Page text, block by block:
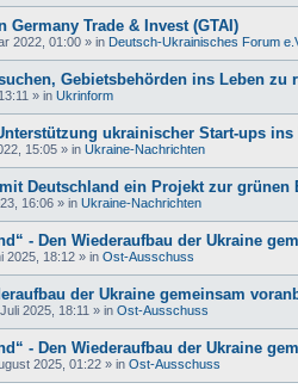
Trade & Invest (GTAI)
2022, 01:00 » in Deutsch-Ukrainisches Forum
Gebietsbehörden ins Leben zu
» in Ukrinform
ukrainischer Start-ups ins
15:05 » in Ukraine-Nachrichten
Deutschland ein Projekt zur grünen
16:06 » in Ukraine-Nachrichten
- Den Wiederaufbau der Ukraine
2025, 18:12 » in Ost-Ausschuss
der Ukraine gemeinsam
2025, 18:11 » in Ost-Ausschuss
- Den Wiederaufbau der Ukraine
2025, 01:22 » in Ost-Ausschuss